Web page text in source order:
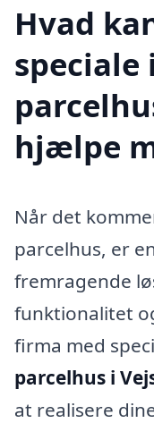
Hvad
hjælpe
Når det
parcelhus, er
fremragende
funktionalitet
firma med
parcelhus i
at realisere